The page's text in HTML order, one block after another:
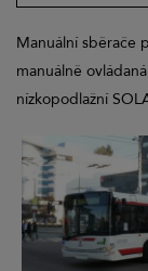
Manuální sběrače
manuálně
nízkopodlažní